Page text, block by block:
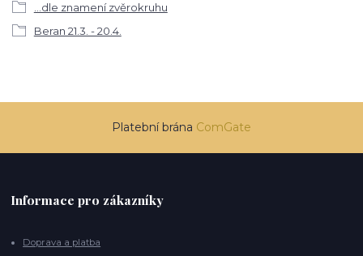
...dle znamení zvěrokruhu
Beran 21.3. - 20.4.
Platební brána ComGate
Informace pro zákazníky
Doprava a platba